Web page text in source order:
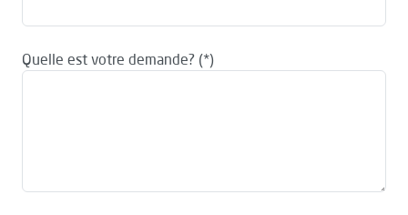
Quelle est votre demande?